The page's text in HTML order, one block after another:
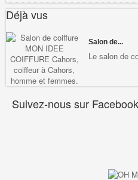
Déjà vus
Salon de...
Le salon de
Suivez-nous sur Facebook